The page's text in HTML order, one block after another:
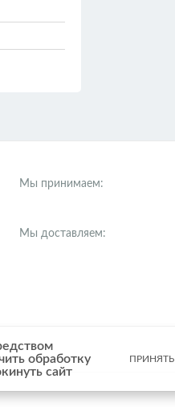
Мы принимаем:
Мы доставляем:
обработку
сайт
ПРИНЯТЬ